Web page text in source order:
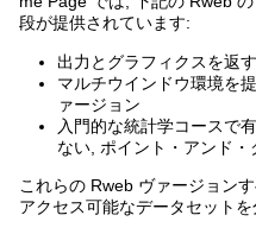
段が提供されています:
出力とグラフィクスを返
マルチウインドウ環境を
ァージョン
入門的な統計学コースで
ない, ポイント・アンド
これらの Rweb ヴァージョン
アクセス可能なデータセット